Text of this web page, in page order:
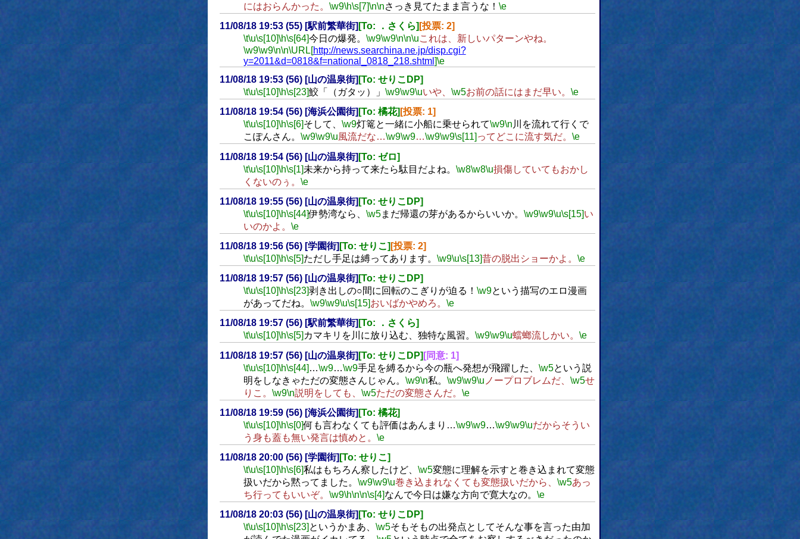
にはおらんかった。 \w9\h\s[7]\n\nさっき見てたまま言うな！ \e
11/08/18 19:53 (55) [駅前繁華街] [To: ．さくら] [投票: 2]
\t\u\s[10]\h\s[64]今日の爆発。 \w9\w9\n\n\uこれは、新しいパターンやね。
\w9\w9\n\n\URL[http://news.searchina.ne.jp/disp.cgi?
y=2011&d=0818&f=national_0818_218.shtml ]\e
11/08/18 19:53 (56) [山の温泉街] [To: せりこDP]
\t\u\s[10]\h\s[23]鮫「（ガタッ）」 \w9\w9\uいや、 \w5お前の話にはまだ早い。 \e
11/08/18 19:54 (56) [海浜公園街] [To: 橘花] [投票: 1]
\t\u\s[10] \h\s[6] そして、 \w9灯篭と一緒に小船に乗せられて\w9\n川を流れて行くで
こぽんさん。 \w9\w9\u風流だな…\w9\w9…\w9\w9\s[11] ってどこに流す気だ。 \e
11/08/18 19:54 (56) [山の温泉街] [To: ゼロ]
\t\u\s[10]\h\s[1]未来から持って来たら駄目だよね。 \w8\w8\u損傷していてもおかし
くないのぅ。 \e
11/08/18 19:55 (56) [山の温泉街] [To: せりこDP]
\t\u\s[10]\h\s[44]伊勢湾なら、 \w5まだ帰還の芽があるからいいか。 \w9\w9\u\s[15]い
いのかよ。 \e
11/08/18 19:56 (56) [学園街] [To: せりこ] [投票: 2]
\t\u\s[10]\h\s[5]ただし手足は縛ってあります。 \w9\u\s[13]昔の脱出ショーかよ。 \e
11/08/18 19:57 (56) [山の温泉街] [To: せりこDP]
\t\u\s[10]\h\s[23]剥き出しの○間に回転のこぎりが迫る！ \w9という描写のエロ漫画
があってだね。 \w9\w9\u\s[15]おいばかやめろ。 \e
11/08/18 19:57 (56) [駅前繁華街] [To: ．さくら]
\t\u\s[10]\h\s[5] カマキリを川に放り込む、独特な風習。 \w9\w9\u蟷螂流しかい。 \e
11/08/18 19:57 (56) [山の温泉街] [To: せりこDP] [同意: 1]
\t\u\s[10]\h\s[44] …\w9…\w9手足を縛るから今の瓶へ発想が飛躍した、 \w5という説
明をしなきゃただの変態さんじゃん。 \w9\n私。 \w9\w9\u ノープロブレムだ、 \w5せ
りこ。 \w9\n説明をしても、 \w5ただの変態さんだ。 \e
11/08/18 19:59 (56) [海浜公園街] [To: 橘花]
\t\u\s[10]\h\s[0]何も言わなくても評価はあんまり…\w9\w9…\w9\w9\uだからそうい
う身も蓋も無い発言は慎めと。 \e
11/08/18 20:00 (56) [学園街] [To: せりこ]
\t\u\s[10]\h\s[6]私はもちろん察したけど、 \w5変態に理解を示すと巻き込まれて変態
扱いだから黙ってました。 \w9\w9\u巻き込まれなくても変態扱いだから、 \w5あっ
ち行ってもいいぞ。 \w9\h\n\n\s[4]なんで今日は嫌な方向で寛大なの。 \e
11/08/18 20:03 (56) [山の温泉街] [To: せりこDP]
\t\u\s[10]\h\s[23] というかまあ、 \w5そもそもの出発点としてそんな事を言った由加